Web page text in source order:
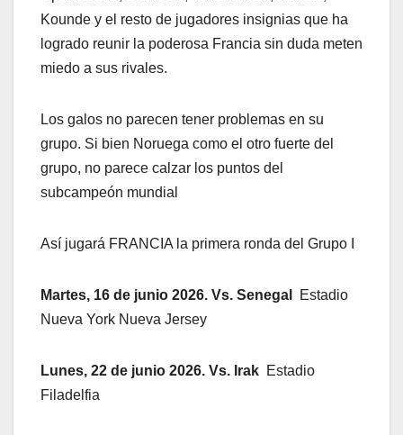
Kounde y el resto de jugadores insignias que ha
logrado reunir la poderosa Francia sin duda meten
miedo a sus rivales.
Los galos no parecen tener problemas en su
grupo. Si bien Noruega como el otro fuerte del
grupo, no parece calzar los puntos del
subcampeón mundial
Así jugará FRANCIA la primera ronda del Grupo I
Martes, 16 de junio 2026. Vs. Senegal
Estadio
Nueva York Nueva Jersey
Lunes, 22 de junio 2026. Vs. Irak Estadio
Filadelfia